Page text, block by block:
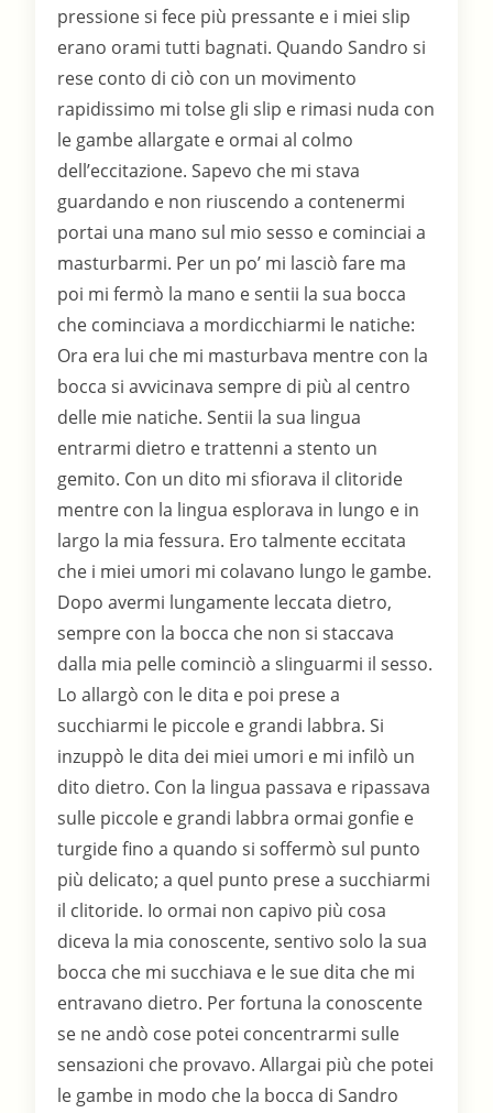
pressione si fece più pressante e i miei slip
erano orami tutti bagnati. Quando Sandro si
rese conto di ciò con un movimento
rapidissimo mi tolse gli slip e rimasi nuda con
le gambe allargate e ormai al colmo
dell’eccitazione. Sapevo che mi stava
guardando e non riuscendo a contenermi
portai una mano sul mio sesso e cominciai a
masturbarmi. Per un po’ mi lasciò fare ma
poi mi fermò la mano e sentii la sua bocca
che cominciava a mordicchiarmi le natiche:
Ora era lui che mi masturbava mentre con la
bocca si avvicinava sempre di più al centro
delle mie natiche. Sentii la sua lingua
entrarmi dietro e trattenni a stento un
gemito. Con un dito mi sfiorava il clitoride
mentre con la lingua esplorava in lungo e in
largo la mia fessura. Ero talmente eccitata
che i miei umori mi colavano lungo le gambe.
Dopo avermi lungamente leccata dietro,
sempre con la bocca che non si staccava
dalla mia pelle cominciò a slinguarmi il sesso.
Lo allargò con le dita e poi prese a
succhiarmi le piccole e grandi labbra. Si
inzuppò le dita dei miei umori e mi infilò un
dito dietro. Con la lingua passava e ripassava
sulle piccole e grandi labbra ormai gonfie e
turgide fino a quando si soffermò sul punto
più delicato; a quel punto prese a succhiarmi
il clitoride. Io ormai non capivo più cosa
diceva la mia conoscente, sentivo solo la sua
bocca che mi succhiava e le sue dita che mi
entravano dietro. Per fortuna la conoscente
se ne andò cose potei concentrarmi sulle
sensazioni che provavo. Allargai più che potei
le gambe in modo che la bocca di Sandro